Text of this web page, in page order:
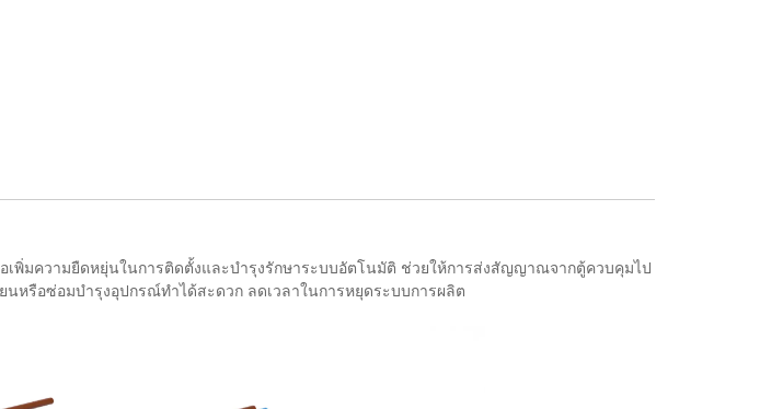
เพิ่มความยืดหยุ่นในการติดตั้งและบำรุงรักษาระบบอัตโนมัติ ช่วยให้การส่งสัญญาณจากตู้ควบคุมไป
หรือซ่อมบำรุงอุปกรณ์ทำได้สะดวก ลดเวลาในการหยุดระบบการผลิต